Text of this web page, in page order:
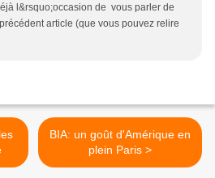
l&rsquo;occasion de vous parler de
article (que vous pouvez relire
BIA: un goût d'Amérique en
plein Paris >